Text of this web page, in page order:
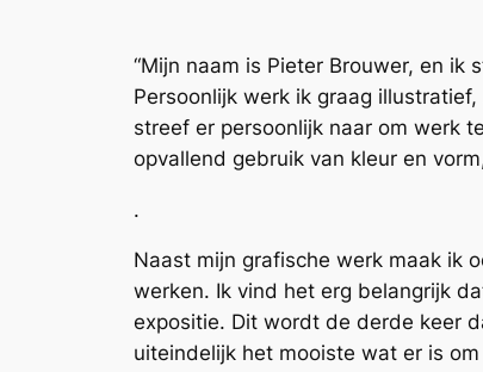
“Mijn naam is Pieter Brouwer, en
Persoonlijk werk ik graag
streef er persoonlijk naar om werk
opvallend gebruik van kleur en
.
Naast mijn grafische werk maak ik
werken. Ik vind het erg belangrijk
expositie. Dit wordt de derde keer
uiteindelijk het mooiste wat er is om